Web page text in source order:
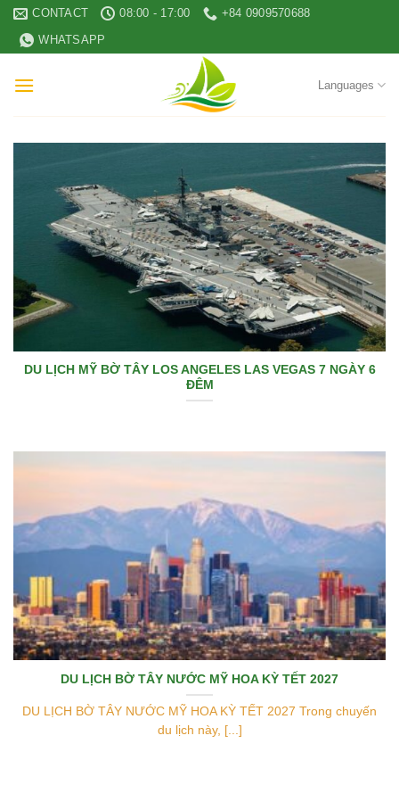
Skip
content
CONTACT 08:00 - 17:00
+84 0909570688
WHATSAPP
Languages
DU LỊCH MỸ BỜ TÂY LOS ANGELES LAS VEGAS 7 NGÀY 6
ĐÊM
DU LỊCH BỜ TÂY NƯỚC MỸ HOA KỲ TẾT 2027
DU LỊCH BỜ TÂY NƯỚC MỸ HOA KỲ TẾT 2027 Trong chuyến
du lịch này, [...]